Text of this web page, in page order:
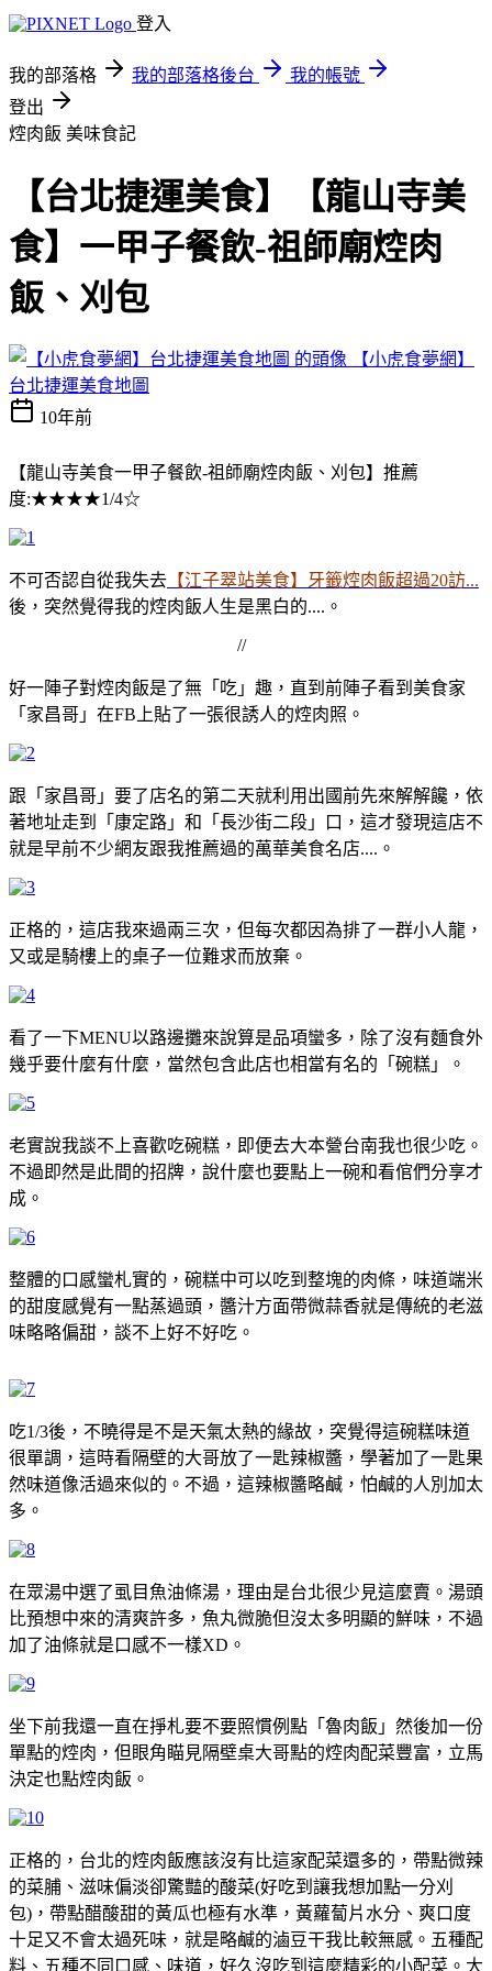
登入
我的部落格 我的部落格後台
我的帳號
登出
焢肉飯 美味食記
【台北捷運美食】【龍山寺美
食】一甲子餐飲-祖師廟焢肉
飯、刈包
【小虎食夢網】
台北捷運美食地圖
10年前
【龍山寺美食一甲子餐飲-祖師廟焢肉飯、刈包】推薦
度:★★★★1/4☆
不可否認自從我失去 【江子翠站美食】牙籤焢肉飯超過20訪...
後，突然覺得我的焢肉飯人生是黑白的....。
//
好一陣子對焢肉飯是了無「吃」趣，直到前陣子看到美食家
「家昌哥」在FB上貼了一張很誘人的焢肉照。
跟「家昌哥」要了店名的第二天就利用出國前先來解解饞，依
著地址走到「康定路」和「長沙街二段」口，這才發現這店不
就是早前不少網友跟我推薦過的萬華美食名店....。
正格的，這店我來過兩三次，但每次都因為排了一群小人龍，
又或是騎樓上的桌子一位難求而放棄。
看了一下MENU以路邊攤來說算是品項蠻多，除了沒有麵食外
幾乎要什麼有什麼，當然包含此店也相當有名的「碗糕」。
老實說我談不上喜歡吃碗糕，即便去大本營台南我也很少吃。
不過即然是此間的招牌，說什麼也要點上一碗和看倌們分享才
成。
整體的口感蠻札實的，碗糕中可以吃到整塊的肉條，味道端米
的甜度感覺有一點蒸過頭，醬汁方面帶微蒜香就是傳統的老滋
味略略偏甜，談不上好不好吃。
吃1/3後，不曉得是不是天氣太熱的緣故，突覺得這碗糕味道
很單調，這時看隔壁的大哥放了一匙辣椒醬，學著加了一匙果
然味道像活過來似的。不過，這辣椒醬略鹹，怕鹹的人別加太
多。
在眾湯中選了虱目魚油條湯，理由是台北很少見這麼賣。湯頭
比預想中來的清爽許多，魚丸微脆但沒太多明顯的鮮味，不過
加了油條就是口感不一樣XD。
坐下前我還一直在掙札要不要照慣例點「魯肉飯」然後加一份
單點的焢肉，但眼角瞄見隔壁桌大哥點的焢肉配菜豐富，立馬
決定也點焢肉飯。
正格的，台北的焢肉飯應該沒有比這家配菜還多的，帶點微辣
的菜脯、滋味偏淡卻驚豔的酸菜(好吃到讓我想加點一分刈
包)，帶點醋酸甜的黃瓜也極有水準，黃蘿蔔片水分、爽口度
十足又不會太過死味，就是略鹹的滷豆干我比較無感。五種配
料、五種不同口感、味道，好久沒吃到這麼精彩的小配菜。大